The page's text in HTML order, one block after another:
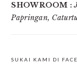
SHOWROOM :
Papringan,
SUKAI KAMI DI